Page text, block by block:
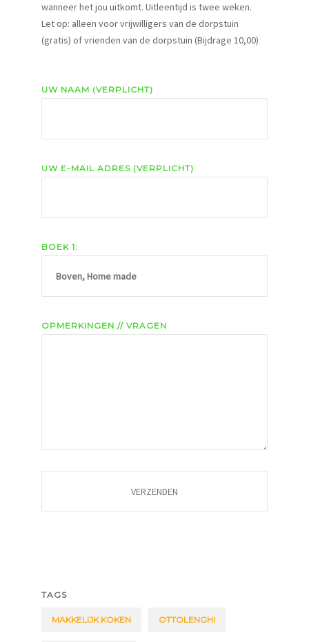
wanneer het jou uitkomt. Uitleentijd is twee weken.
Let op: alleen voor vrijwilligers van de dorpstuin
(gratis) of vrienden van de dorpstuin (Bijdrage 10,00)
UW NAAM (VERPLICHT)
UW E-MAIL ADRES (VERPLICHT)
BOEK 1:
OPMERKINGEN // VRAGEN
TAGS
MAKKELIJK KOKEN OTTOLENGHI